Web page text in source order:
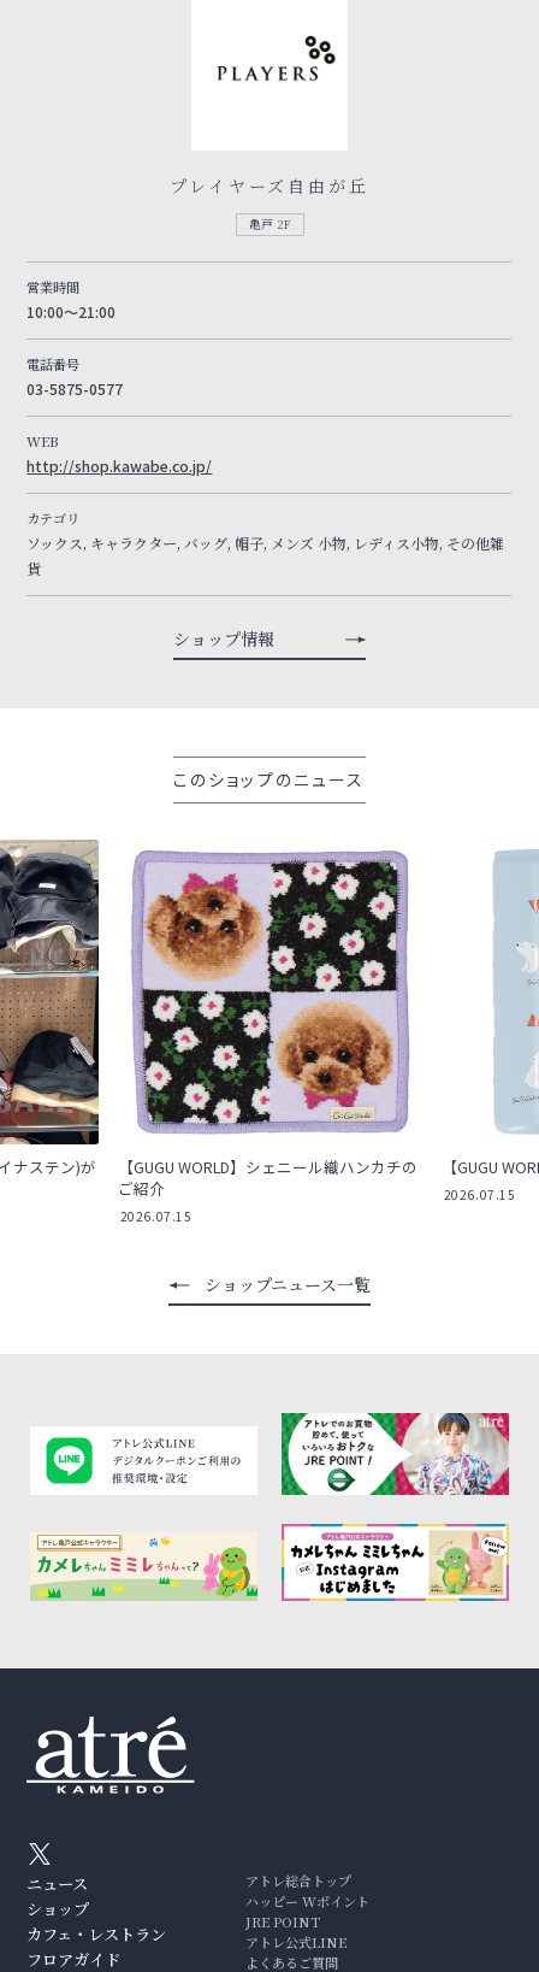
プレイヤーズ自由が丘
亀戸 2F
営業時間
10:00～21:00
電話番号
03-5875-0577
WEB
http://shop.kawabe.co.jp/
カテゴリ
ソックス, キャラクター, バッグ, 帽子, メンズ 小物, レディス小物, その他雑
貨
ショップ情報
このショップのニュース
ナステン)が
【GUGU WORLD】シェニール織ハンカチの
ご紹介
2026.07.15
【GUGU
2026.07.15
ショップニュース一覧
ニュース
ショップ
カフェ・レストラン
フロアガイド
アトレ総合トップ
ハッピー Wポイント
JRE POINT
アトレ公式LINE
よくあるご質問